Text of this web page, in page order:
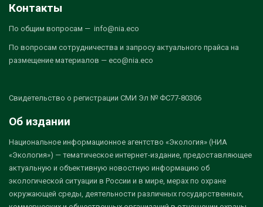
Контакты
По общим вопросам — info@nia.eco
По вопросам сотрудничества и запросу актуального прайса на
размещение материалов — eco@nia.eco
Свидетельство о регистрации СМИ Эл № ФС77-80306
Об издании
Национальное информационное агентство «Экология» (НИА
«Экология») — тематическое интернет-издание, предоставляющее
актуальную и объективную новостную информацию об
экологической ситуации в России и в мире, мерах по охране
окружающей среды, деятельности различных государственных,